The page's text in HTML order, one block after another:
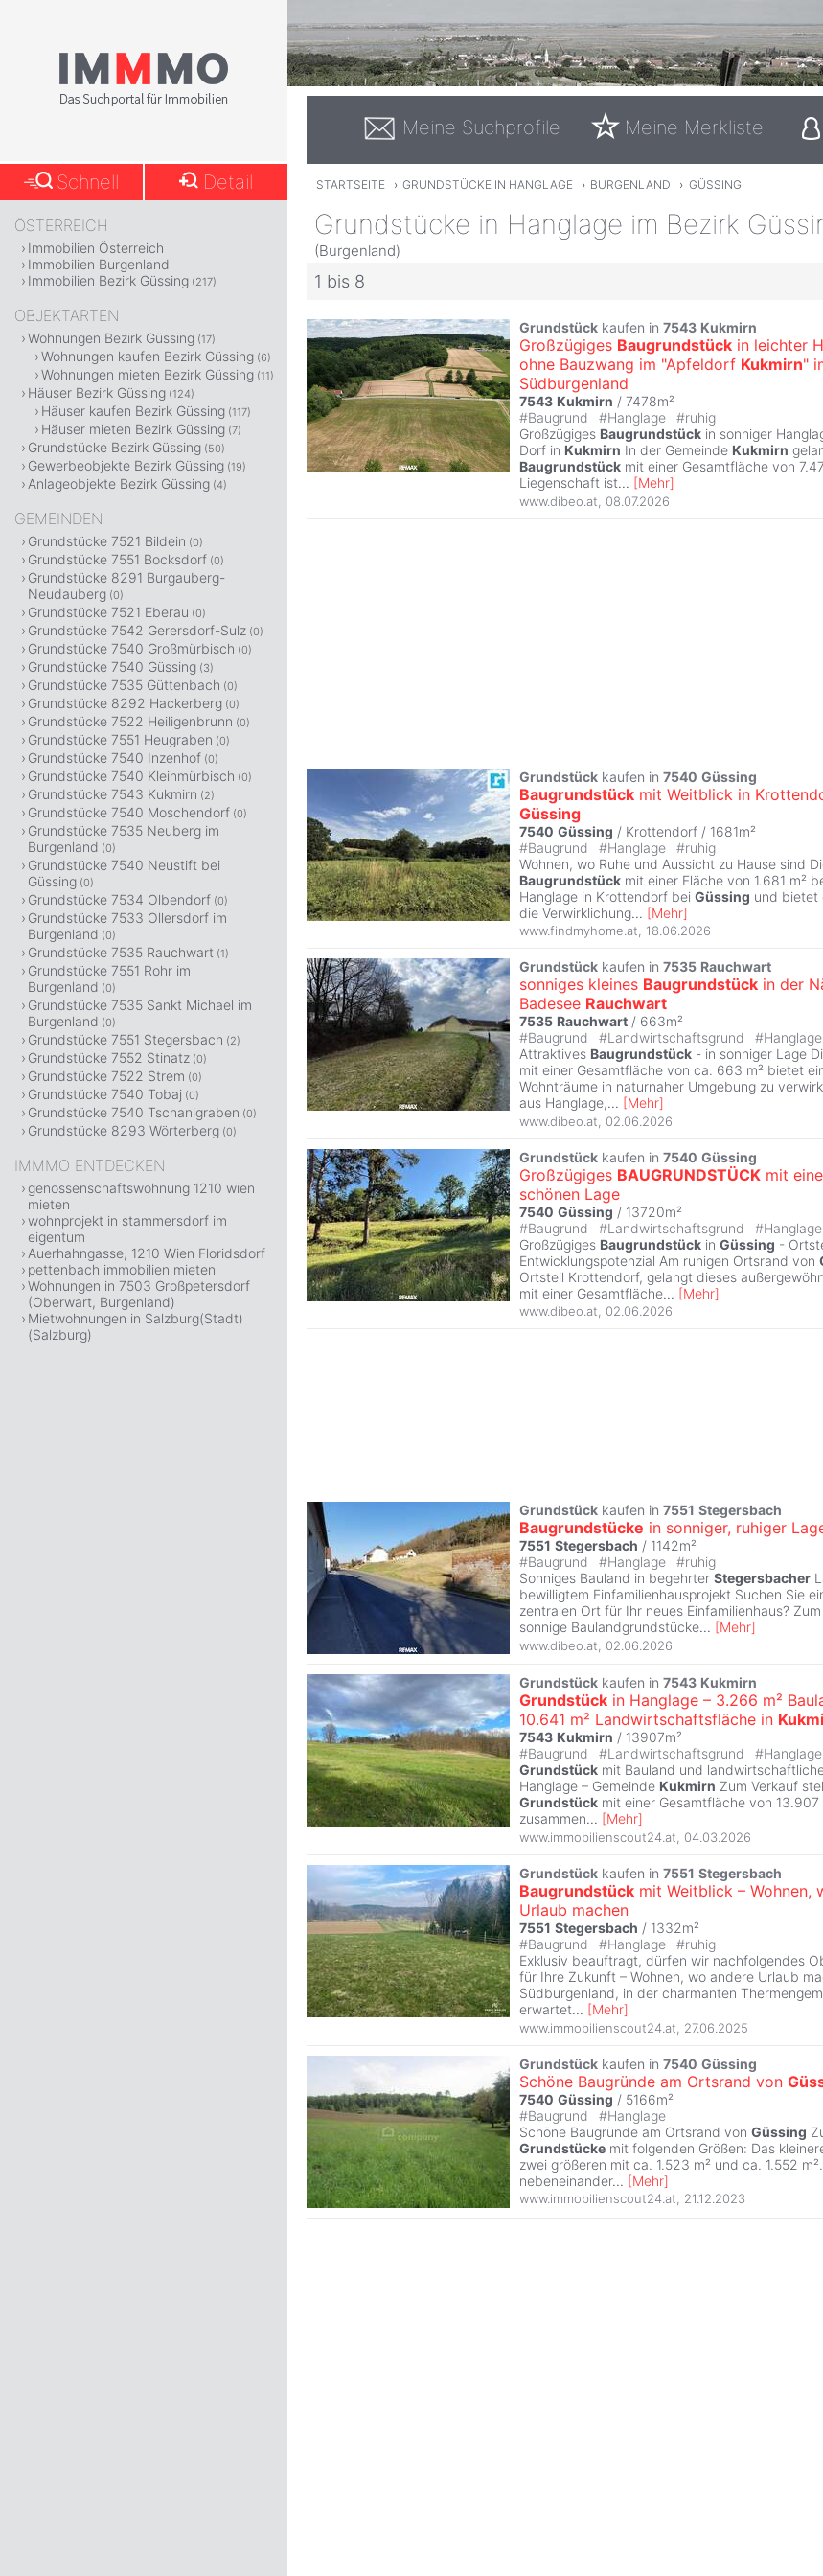
Meine Suchprofile Meine Merkliste
STARTSEITE › GRUNDSTÜCKE IN HANGLAGE › BURGENLAND › GÜSSING
Grundstücke in Hanglage im Bezirk
(Burgenland)
1 bis 8
Grundstück kaufen in 7543 Kukmirn
Großzügiges Baugrundstück in leichter
ohne Bauzwang im "Apfeldorf Kukmirn"
Südburgenland
7543 Kukmirn / 7478m²
#Baugrund #Hanglage #ruhig
Großzügiges Baugrundstück in sonniger
Dorf in Kukmirn In der Gemeinde Kukmirn
Baugrundstück mit einer Gesamtfläche von
Liegenschaft ist... [Mehr]
www.dibeo.at 08.07.2026
Grundstück kaufen in 7540 Güssing
Baugrundstück mit Weitblick in
Güssing
7540 Güssing / Krottendorf / 1681m²
#Baugrund #Hanglage #ruhig
Wohnen, wo Ruhe und Aussicht zu Hause sind
Baugrundstück mit einer Fläche von 1.681 m²
Hanglage in Krottendorf bei Güssing und bietet
die Verwirklichung... [Mehr]
www.findmyhome.at, 18.06.2026
Grundstück kaufen in 7535 Rauchwart
sonniges kleines Baugrundstück in der
Badesee Rauchwart
7535 Rauchwart / 663m²
#Baugrund #Landwirtschaftsgrund #Hanglage
Attraktives Baugrundstück - in sonniger Lage
mit einer Gesamtfläche von ca. 663 m² bietet
Wohnträume in naturnaher Umgebung zu
aus Hanglage,... [Mehr]
www.dibeo.at 02.06.2026
Grundstück kaufen in 7540 Güssing
Großzügiges BAUGRUNDSTÜCK mit
schönen Lage
7540 Güssing / 13720m²
#Baugrund #Landwirtschaftsgrund #Hanglage
Großzügiges Baugrundstück in Güssing -
Entwicklungspotenzial Am ruhigen Ortsrand von
Ortsteil Krottendorf, gelangt dieses
mit einer Gesamtfläche... [Mehr]
www.dibeo.at, 02.06.2026
Grundstück kaufen in 7551 Stegersbach
Baugrundstücke in sonniger, ruhiger
7551 Stegersbach / 1142m²
#Baugrund #Hanglage #ruhig
Sonniges Bauland in begehrter Stegersbacher
bewilligtem Einfamilienhausprojekt Suchen Sie
zentralen Ort für Ihr neues Einfamilienhaus?
sonnige Baulandgrundstücke... [Mehr]
www.dibeo.at 02.06.2026
Grundstück kaufen in 7543 Kukmirn
Grundstück in Hanglage – 3.266 m²
10.641 m² Landwirtschaftsfläche in
7543 Kukmirn / 13907m²
#Baugrund #Landwirtschaftsgrund #Hanglage
Grundstück mit Bauland und
Hanglage – Gemeinde Kukmirn Zum Verkauf
Grundstück mit einer Gesamtfläche von 13.907
zusammen... [Mehr]
www.immobilienscout24.at 04.03.2026
Grundstück kaufen in 7551 Stegersbach
Baugrundstück mit Weitblick – Wohnen,
Urlaub machen
7551 Stegersbach / 1332m²
#Baugrund #Hanglage #ruhig
Exklusiv beauftragt, dürfen wir nachfolgendes
für Ihre Zukunft – Wohnen, wo andere Urlaub
Südburgenland, in der charmanten
erwartet... [Mehr]
www.immobilienscout24.at 27.06.2025
Grundstück kaufen in 7540 Güssing
Schöne Baugründe am Ortsrand von
7540 Güssing / 5166m²
#Baugrund #Hanglage
Schöne Baugründe am Ortsrand von Güssing
Grundstücke mit folgenden Größen: Das
zwei größeren mit ca. 1.523 m² und ca. 1.552
nebeneinander... [Mehr]
www.immobilienscout24.at, 21.12.2023
Schnell Detail
ÖSTERREICH
Immobilien Österreich
Immobilien Burgenland
Immobilien Bezirk Güssing (217)
OBJEKTARTEN
Wohnungen Bezirk Güssing (17)
Wohnungen kaufen Bezirk Güssing (6)
Wohnungen mieten Bezirk Güssing (11)
Häuser Bezirk Güssing (124)
Häuser kaufen Bezirk Güssing (117)
Häuser mieten Bezirk Güssing (7)
Grundstücke Bezirk Güssing (50)
Gewerbeobjekte Bezirk Güssing (19)
Anlageobjekte Bezirk Güssing (4)
GEMEINDEN
Grundstücke 7521 Bildein (0)
Grundstücke 7551 Bocksdorf (0)
Grundstücke 8291 Burgauberg-
Neudauberg (0)
Grundstücke 7521 Eberau (0)
Grundstücke 7542 Gerersdorf-Sulz (0)
Grundstücke 7540 Großmürbisch (0)
Grundstücke 7540 Güssing (3)
Grundstücke 7535 Güttenbach (0)
Grundstücke 8292 Hackerberg (0)
Grundstücke 7522 Heiligenbrunn (0)
Grundstücke 7551 Heugraben (0)
Grundstücke 7540 Inzenhof (0)
Grundstücke 7540 Kleinmürbisch (0)
Grundstücke 7543 Kukmirn (2)
Grundstücke 7540 Moschendorf (0)
Grundstücke 7535 Neuberg im
Burgenland (0)
Grundstücke 7540 Neustift bei
Güssing (0)
Grundstücke 7534 Olbendorf (0)
Grundstücke 7533 Ollersdorf im
Burgenland (0)
Grundstücke 7535 Rauchwart (1)
Grundstücke 7551 Rohr im
Burgenland (0)
Grundstücke 7535 Sankt Michael im
Burgenland (0)
Grundstücke 7551 Stegersbach (2)
Grundstücke 7552 Stinatz (0)
Grundstücke 7522 Strem (0)
Grundstücke 7540 Tobaj (0)
Grundstücke 7540 Tschanigraben (0)
Grundstücke 8293 Wörterberg (0)
IMMMO ENTDECKEN
genossenschaftswohnung 1210 wien
mieten
wohnprojekt in stammersdorf im
eigentum
Auerhahngasse, 1210 Wien Floridsdorf
pettenbach immobilien mieten
Wohnungen in 7503 Großpetersdorf
(Oberwart, Burgenland)
Mietwohnungen in Salzburg(Stadt)
(Salzburg)